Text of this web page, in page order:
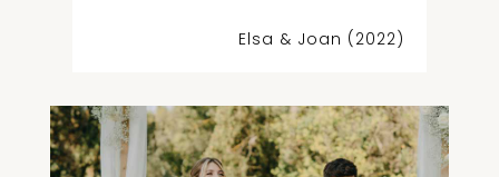
Elsa & Joan (2022)